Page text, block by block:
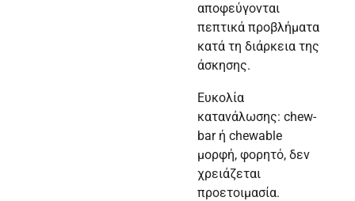
αποφεύγονται
πεπτικά προβλήματα
κατά τη διάρκεια της
άσκησης.
Ευκολία
κατανάλωσης: chew-
bar ή chewable
μορφή, φορητό, δεν
χρειάζεται
προετοιμασία.